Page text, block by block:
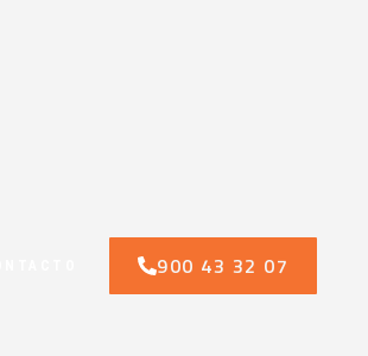
900 43 32 07